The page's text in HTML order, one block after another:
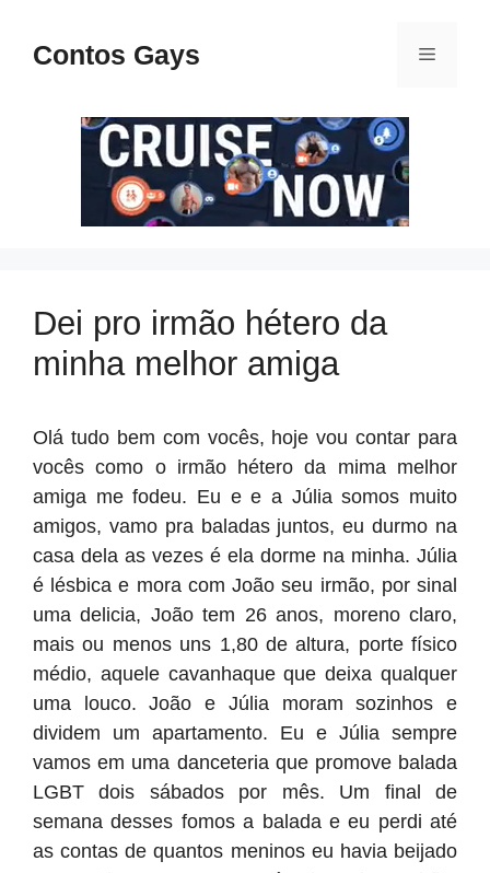
paraContos Gays Menu
Dei pro irmão hétero da
minha melhor amiga
Olá tudo bem com vocês, hoje vou contar para
vocês como o irmão hétero da mima melhor
amiga me fodeu. Eu e e a Júlia somos muito
amigos, vamo pra baladas juntos, eu durmo na
casa dela as vezes é ela dorme na minha. Júlia
é lésbica e mora com João seu irmão, por sinal
uma delicia, João tem 26 anos, moreno claro,
mais ou menos uns 1,80 de altura, porte físico
médio, aquele cavanhaque que deixa qualquer
uma louco. João e Júlia moram sozinhos e
dividem um apartamento. Eu e Júlia sempre
vamos em uma danceteria que promove balada
LGBT dois sábados por mês. Um final de
semana desses fomos a balada e eu perdi até
as contas de quantos meninos eu havia beijado